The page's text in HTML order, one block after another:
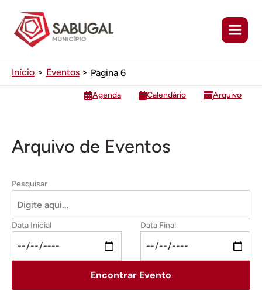
conteúdo
Início Eventos Pagina 6
Agenda Calendário Arquivo
Arquivo de Eventos
Pesquisar eventos
Pesquisar
Data Inicial Data Final
Encontrar Evento